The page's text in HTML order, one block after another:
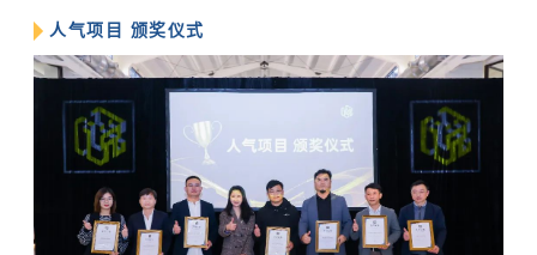
人气项目 颁奖仪式